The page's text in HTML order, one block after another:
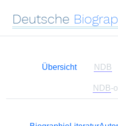
Deutsche
Übersicht NDB
NDB-